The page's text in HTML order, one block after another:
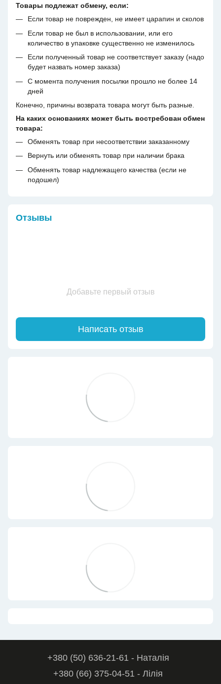
Товары подлежат обмену, если:
Если товар не поврежден, не имеет царапин и сколов
Если товар не был в использовании, или его
количество в упаковке существенно не изменилось
Если полученный товар не соответствует заказу (надо
будет назвать номер заказа)
С момента получения посылки прошло не более 14
дней
Конечно, причины возврата товара могут быть разные.
На каких основаниях может быть востребован обмен
товара:
Обменять товар при несоответствии заказанному
Вернуть или обменять товар при наличии брака
Обменять товар надлежащего качества (если не
подошел)
Отзывы
Добавьте первый отзыв
Написать отзыв
+380 (50) 636-21-61 - Наталія
+380 (66) 375-04-51 - Лілія